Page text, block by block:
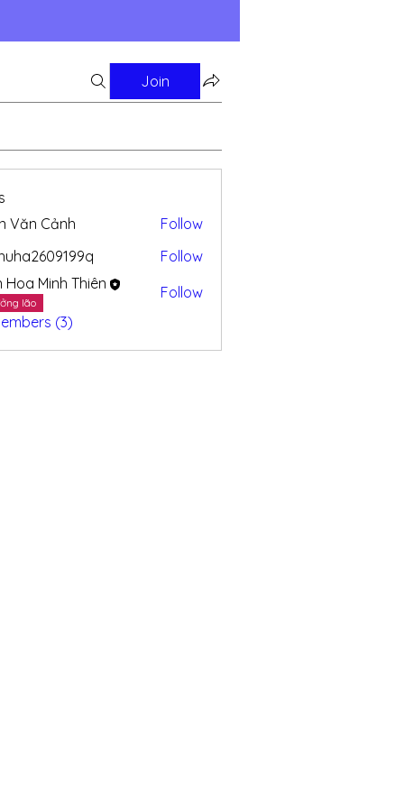
Join
Văn Cảnh
Follow
Follow
Hoa Minh Thiên
lão
Follow
(3)